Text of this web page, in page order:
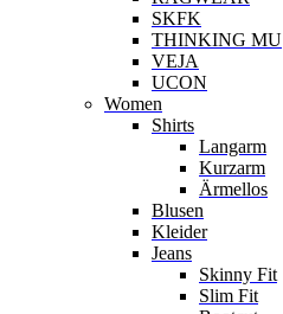
SKFK
THINKING MU
VEJA
UCON
Women
Shirts
Langarm
Kurzarm
Ärmellos
Blusen
Kleider
Jeans
Skinny Fit
Slim Fit